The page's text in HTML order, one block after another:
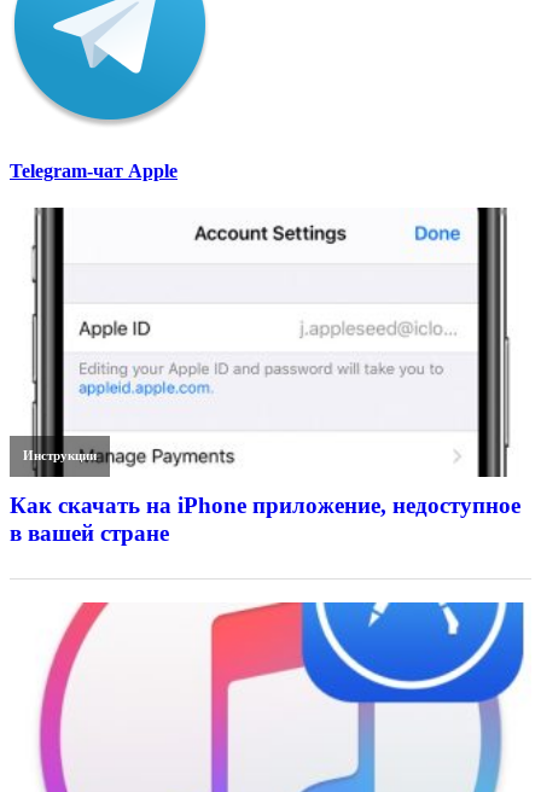
Telegram-чат Apple
Инструкции
Как скачать на iPhone приложение, недоступное
в вашей стране